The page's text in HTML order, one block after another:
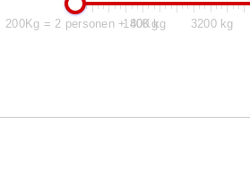
200Kg = 2 personen + 40Kg
1800 kg 3200 kg